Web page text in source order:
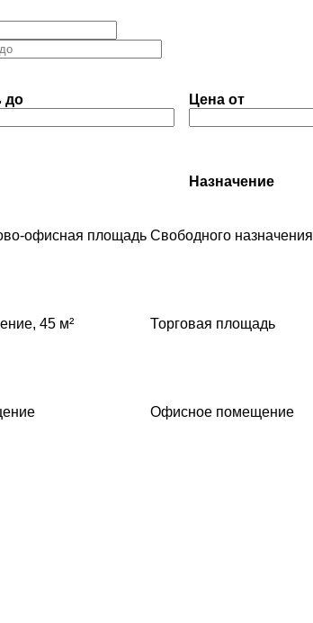
до Цена от
Назначение
офисная площадь Свободного назначения
45 м² Торговая площадь
Офисное помещение